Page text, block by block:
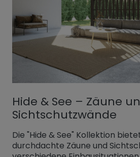
Hide & See – Zäune
Sichtschutzwände
Die "Hide & See" Kollektion
durchdachte Zäune und